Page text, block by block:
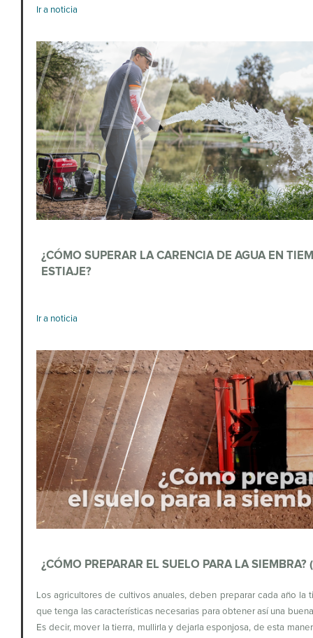
Ir a noticia
¿CÓMO SUPERAR LA CARENCIA DE AGUA EN
ESTIAJE?
Ir a noticia
¿CÓMO PREPARAR EL SUELO PARA LA SIEMBRA?
Los agricultores de cultivos anuales, deben preparar cada año la
que tenga las características necesarias para obtener así una
Es decir, mover la tierra, mullirla y dejarla esponjosa, de esta